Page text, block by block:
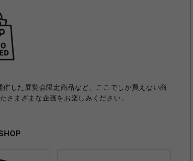
した展覧会限定商品など、ここでしか買えない商
さまざまな企画をお楽しみください。